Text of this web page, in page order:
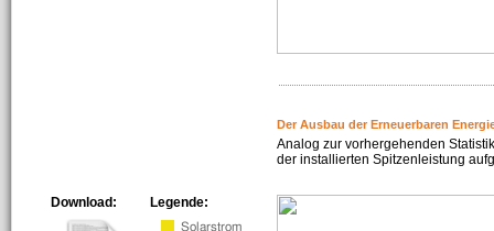
Der Ausbau der Erneuerbaren
Analog zur vorhergehenden
der installierten Spitzenleistung
Legende:
Download: